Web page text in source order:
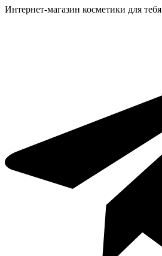
Интернет-магазин косметики для тебя